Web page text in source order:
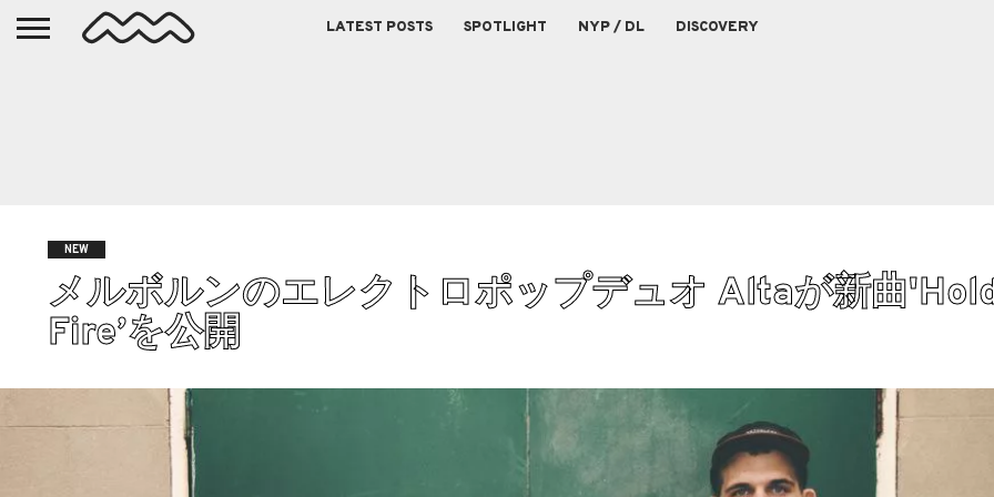
LATEST POSTS SPOTLIGHT NYP / DL DISCOVERY
NEW
メルボルンのエレクトロポップデュオ Altaが新曲
Fire’を公開